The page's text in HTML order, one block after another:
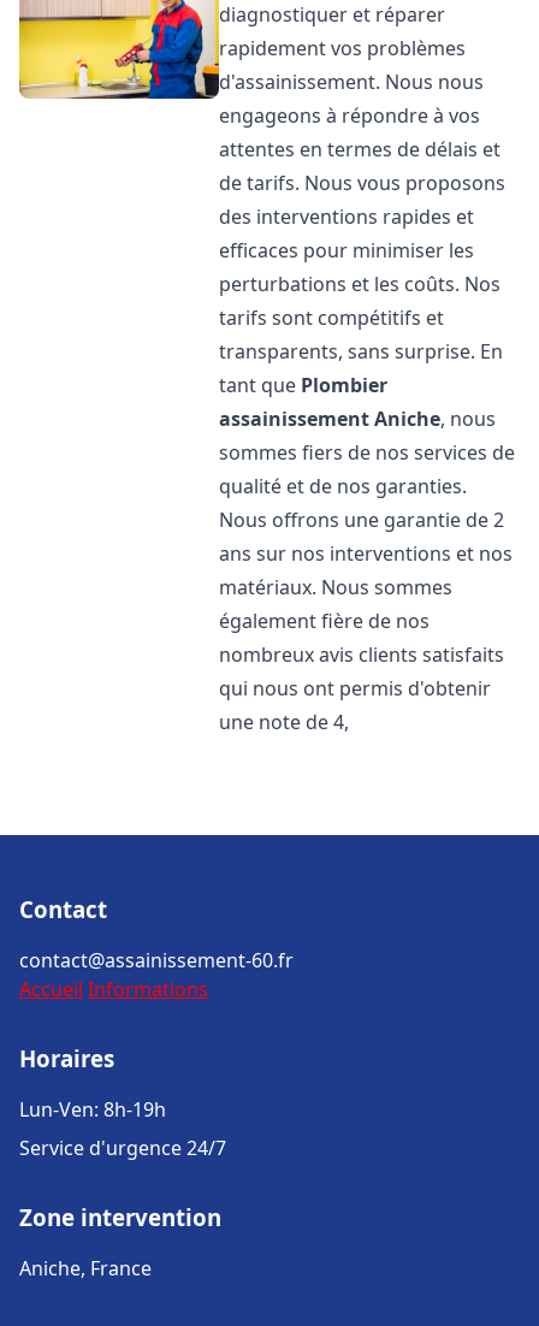
diagnostiquer et réparer
rapidement vos problèmes
d'assainissement. Nous nous
engageons à répondre à vos
attentes en termes de délais et
de tarifs. Nous vous proposons
des interventions rapides et
efficaces pour minimiser les
perturbations et les coûts. Nos
tarifs sont compétitifs et
transparents, sans surprise. En
tant que Plombier
assainissementAniche, nous
sommes fiers de nos services de
qualité et de nos garanties.
Nous offrons une garantie de 2
ans sur nos interventions et nos
matériaux. Nous sommes
également fière de nos
nombreux avis clients satisfaits
qui nous ont permis d'obtenir
une note de 4,
Contact
contact@assainissement-60.fr
Accueil Informations
Horaires
Lun-Ven: 8h-19h
Service d'urgence 24/7
Zone intervention
Aniche, France